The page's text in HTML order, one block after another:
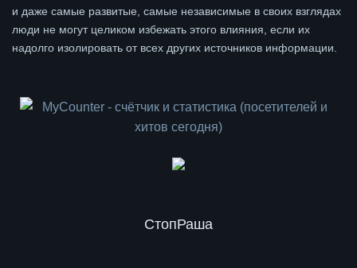
и даже самые развитые, самые независимые в своих взглядах
люди не могут целиком избежать этого влияния, если их
надолго изолировать от всех других источников информации.
СтопРаша